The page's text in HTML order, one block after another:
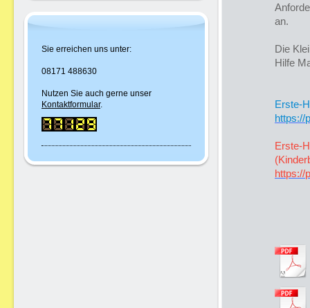
an.
Die
Hilfe
Erste-
https://
Erste-
https://
Sie erreichen uns unter:
08171 488630
Nutzen Sie auch gerne unser
Kontaktformular.